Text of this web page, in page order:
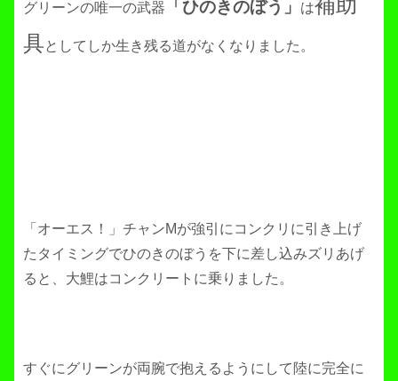
グリーンの唯一の武器 「ひのきのぼう」 は補助
具としてしか生き残る道がなくなりました。
「オーエス！」チャンMが強引にコンクリに引き上げ
たタイミングでひのきのぼうを下に差し込みズリあげ
ると、大鯉はコンクリートに乗りました。
すぐにグリーンが両腕で抱えるようにして陸に完全に